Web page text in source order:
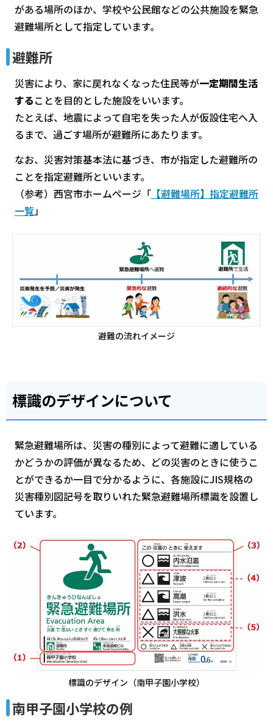
がある場所のほか、学校や公民館などの公共施設を緊急
避難場所として指定しています。
避難所
災害により、家に戻れなくなった住民等が一定期間生活
することを目的とした施設をいいます。
たとえば、地震によって自宅を失った人が仮設住宅へ入
るまで、過ごす場所が避難所にあたります。
なお、災害対策基本法に基づき、市が指定した避難所の
ことを指定避難所といいます。
（参考）西宮市ホームページ「【避難場所】指定避難所
一覧」
避難の流れイメージ
標識のデザインについて
緊急避難場所は、災害の種別によって避難に適している
かどうかの評価が異なるため、どの災害のときに使うこ
とができるか一目で分かるように、各施設にJIS規格の
災害種別図記号を取りいれた緊急避難場所標識を設置し
ています。
標識のデザイン（南甲子園小学校）
南甲子園小学校の例